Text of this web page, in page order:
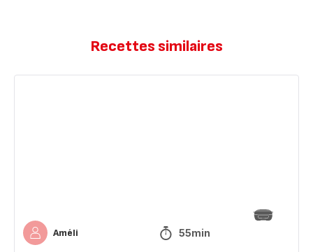
Recettes similaires
Améli 55min